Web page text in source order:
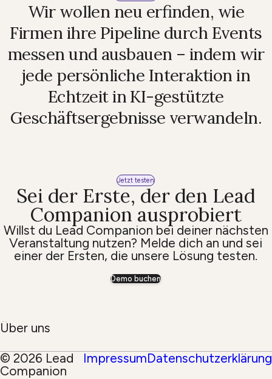
Wir wollen neu erfinden, wie
Firmen ihre Pipeline durch Events
messen und ausbauen – indem wir
jede persönliche Interaktion in
Echtzeit in KI-gestützte
Geschäftsergebnisse verwandeln.
Jetzt testen
Sei der Erste, der den Lead
Companion ausprobiert
Willst du Lead Companion bei deiner nächsten
Veranstaltung nutzen? Melde dich an und sei
einer der Ersten, die unsere Lösung testen.
Demo buchen
Über uns
© 2026 Lead
Companion
ImpressumDatenschutzerklärung